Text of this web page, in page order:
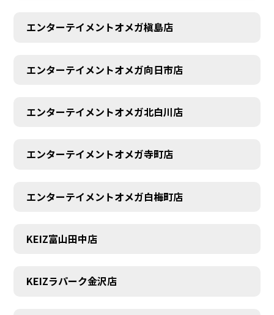
エンターテイメントオメガ槇島店
エンターテイメントオメガ向日市店
エンターテイメントオメガ北白川店
エンターテイメントオメガ寺町店
エンターテイメントオメガ白梅町店
KEIZ富山田中店
KEIZラパーク金沢店